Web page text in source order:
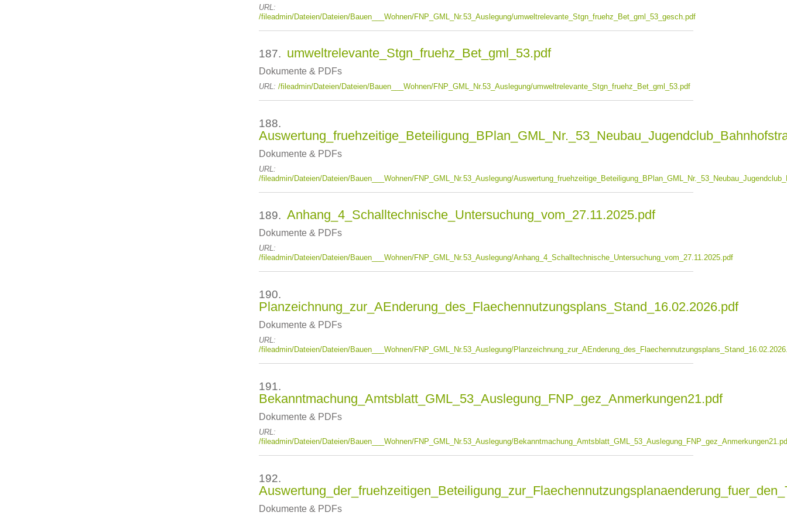
URL:
/fileadmin/Dateien/Dateien/Bauen___Wohnen/FNP_GML_Nr.53_Auslegung/umweltrelevante_Stgn_fruehz_Bet_gml_53_gesch.pdf
187. umweltrelevante_Stgn_fruehz_Bet_gml_53.pdf
Dokumente & PDFs
URL: /fileadmin/Dateien/Dateien/Bauen___Wohnen/FNP_GML_Nr.53_Auslegung/umweltrelevante_Stgn_fruehz_Bet_gml_53.pdf
188.
Dokumente & PDFs
URL:
/fileadmin/Dateien/Dateien/Bauen___Wohnen/FNP_GML_Nr.53_Auslegung/
189. Anhang_4_Schalltechnische_Untersuchung_vom_27.11.2025.pdf
Dokumente & PDFs
URL:
/fileadmin/Dateien/Dateien/Bauen___Wohnen/FNP_GML_Nr.53_Auslegung/Anhang_4_Schalltechnische_Untersuchung_vom_27.11.2025.pdf
190.
Planzeichnung_zur_AEnderung_des_Flaechennutzungsplans_Stand_16.02.2026.pdf
Dokumente & PDFs
URL:
/fileadmin/Dateien/Dateien/Bauen___Wohnen/FNP_GML_Nr.53_Auslegung/
191.
Bekanntmachung_Amtsblatt_GML_53_Auslegung_FNP_gez_Anmerkungen21.pdf
Dokumente & PDFs
URL:
/fileadmin/Dateien/Dateien/Bauen___Wohnen/FNP_GML_Nr.53_Auslegung/
192.
Dokumente & PDFs